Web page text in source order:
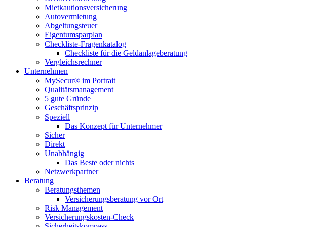
Mietkautionsversicherung
Autovermietung
Abgeltungsteuer
Eigentumsparplan
Checkliste-Fragenkatalog
Checkliste für die Geldanlageberatung
Vergleichsrechner
Unternehmen
MySecur® im Portrait
Qualitätsmanagement
5 gute Gründe
Geschäftsprinzip
Speziell
Das Konzept für Unternehmer
Sicher
Direkt
Unabhängig
Das Beste oder nichts
Netzwerkpartner
Beratung
Beratungsthemen
Versicherungsberatung vor Ort
Risk Management
Versicherungskosten-Check